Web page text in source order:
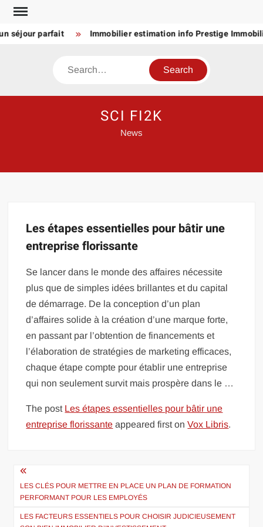
Skip
content
séjour parfait Immobilier estimation info Prestige
Search
SCI FI2K
News
Les étapes essentielles pour bâtir une
entreprise florissante
Se lancer dans le monde des affaires nécessite
plus que de simples idées brillantes et du capital
de démarrage. De la conception d’un plan
d’affaires solide à la création d’une marque forte,
en passant par l’obtention de financements et
l’élaboration de stratégies de marketing efficaces,
chaque étape compte pour établir une entreprise
qui non seulement survit mais prospère dans le …
The post Les étapes essentielles pour bâtir une
entreprise florissante appeared first onVox Libris.
Navigation
de
l’article
LES CLÉS POUR METTRE EN PLACE UN PLAN DE FORMATION
PERFORMANT POUR LES EMPLOYÉS
LES FACTEURS ESSENTIELS POUR CHOISIR JUDICIEUSEMENT